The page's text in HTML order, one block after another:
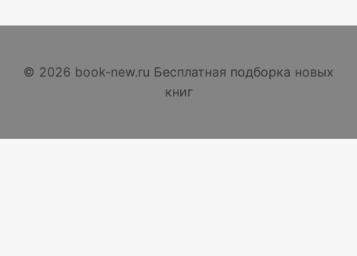
© 2026 book-new.ru Бесплатная подборка новых
книг